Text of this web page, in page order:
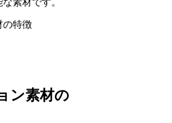
の特徴
ン素材の